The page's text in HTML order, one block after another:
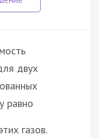
двух
равно
газов.